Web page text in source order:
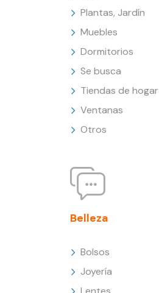
Plantas, Jardín
Muebles
Dormitorios
Se busca
Tiendas de hogar
Ventanas
Otros
Belleza
Bolsos
Joyería